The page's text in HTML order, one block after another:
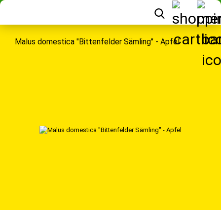
Malus domestica "Bittenfelder Sämling" - Apfel